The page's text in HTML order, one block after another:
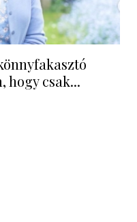
hogy csak...